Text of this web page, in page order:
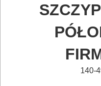
AKCESORIA
140-